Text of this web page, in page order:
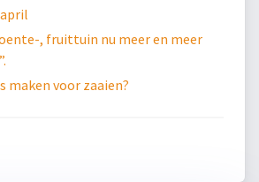
, fruittuin nu meer en meer
maken voor zaaien?